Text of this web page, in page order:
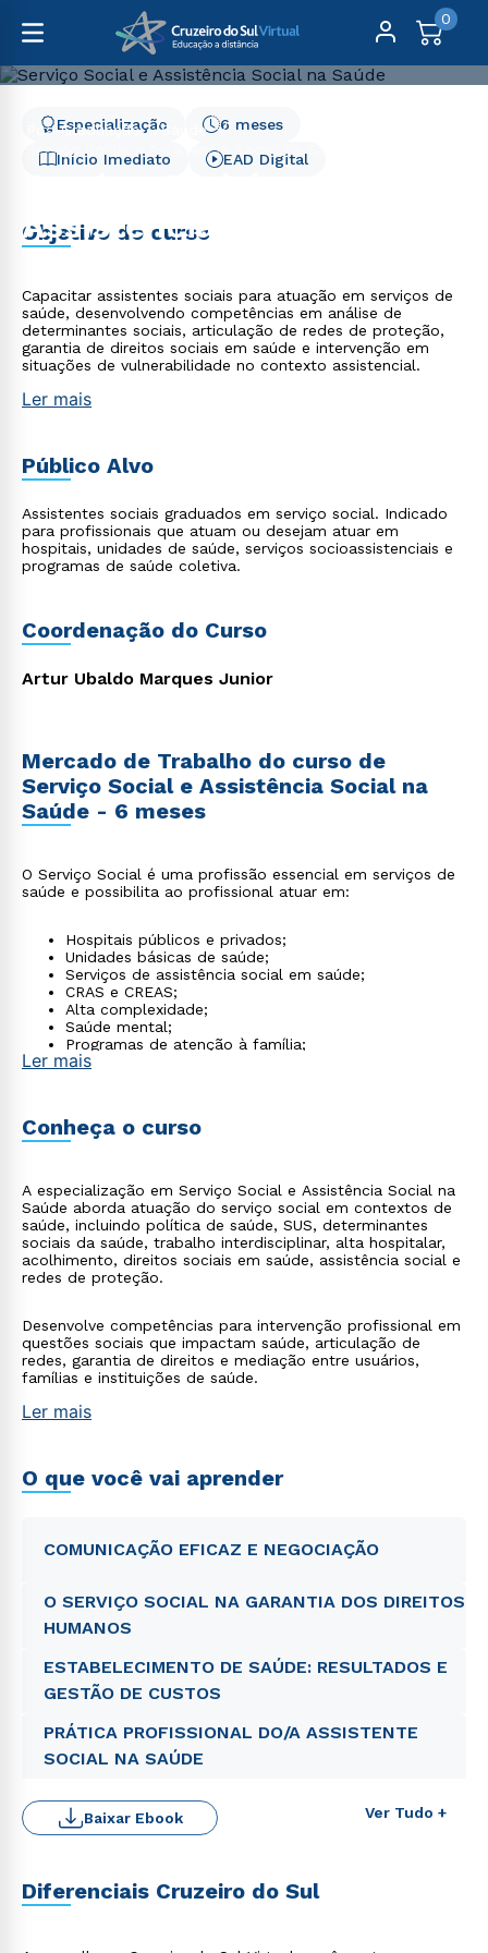
0
Pós-Graduação
Saúde
Serviço Social e Assistência Social na Saúde - 6 meses
Assistência Social na
Início Imediato
6 meses
Especialização
EAD Digital
Objetivo do curso
Capacitar assistentes sociais para atuação em serviços de
saúde, desenvolvendo competências em análise de
determinantes sociais, articulação de redes de proteção,
garantia de direitos sociais em saúde e intervenção em
situações de vulnerabilidade no contexto assistencial.
Ler mais
Público Alvo
Assistentes sociais graduados em serviço social. Indicado
para profissionais que atuam ou desejam atuar em
hospitais, unidades de saúde, serviços socioassistenciais e
programas de saúde coletiva.
Coordenação do Curso
Artur Ubaldo Marques Junior
Mercado de Trabalho do curso de
Serviço Social e Assistência Social na
Saúde - 6 meses
O Serviço Social é uma profissão essencial em serviços de
saúde e possibilita ao profissional atuar em:
Hospitais públicos e privados;
Unidades básicas de saúde;
Serviços de assistência social em saúde;
CRAS e CREAS;
Alta complexidade;
Saúde mental;
Programas de atenção à família;
Coordenação de políticas socioassistenciais em
Ler mais
Conheça o curso
A especialização em Serviço Social e Assistência Social na
Saúde aborda atuação do serviço social em contextos de
saúde, incluindo política de saúde, SUS, determinantes
sociais da saúde, trabalho interdisciplinar, alta hospitalar,
acolhimento, direitos sociais em saúde, assistência social e
redes de proteção.
Desenvolve competências para intervenção profissional em
questões sociais que impactam saúde, articulação de
redes, garantia de direitos e mediação entre usuários,
famílias e instituições de saúde.
Ler mais
O que você vai aprender
COMUNICAÇÃO EFICAZ E NEGOCIAÇÃO
O SERVIÇO SOCIAL NA GARANTIA DOS DIREITOS
HUMANOS
ESTABELECIMENTO DE SAÚDE: RESULTADOS E
GESTÃO DE CUSTOS
PRÁTICA PROFISSIONAL DO/A ASSISTENTE
SOCIAL NA SAÚDE
Ver Tudo +
Baixar Ebook
Diferenciais Cruzeiro do Sul